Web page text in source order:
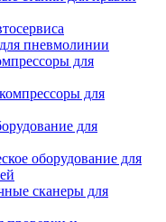
пневмолинии
для
для
для
оборудование для
сканеры для